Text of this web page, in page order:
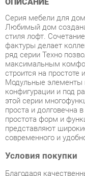
стиля лофт. Сочетание
фактуры делает
ряд серии Техно
максимальным
строится на простоте
Модульные элементы
конфигурации и под
этой серии
проста и долговечна в
простота форм и
представляют
современного и
Условия покупки
Благодаря
покупателей
купить товар
Техно 02 Дуб Золотой